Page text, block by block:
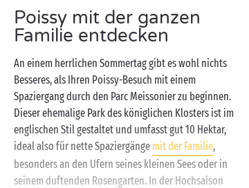
vom Spielzeugmuseum entfernt liegt.
Und während Poissy Ihre Lust auf Entdeckungen
familienfreundlichen Camping die ersehnte
Entspannung und reichlich Aktivitäten mit der
ganzen Familie genießen. Beginnen Sie den Tag mit
einem erholsamen Bad in den beheizten
Schwimmbecken des Erlebnisbads. Dann ist auch
schon Zeit für ein Tennis-, Pétanque- oder
Badmintonturnier auf denSportanlagen im Freien!
Poissy mit der ganzen
Familie entdecken
An einem herrlichen Sommertag gibt es wohl nichts
Besseres, als Ihren Poissy-Besuch mit einem
Spaziergang durch den Parc Meissonier zu beginnen.
Dieser ehemalige Park des königlichen Klosters ist im
englischen Stil gestaltet und umfasst gut 10 Hektar,
ideal also für nette Spaziergänge mit der Familie,
besonders an den Ufern seines kleinen Sees oder in
seinem duftenden Rosengarten. In der Hochsaison